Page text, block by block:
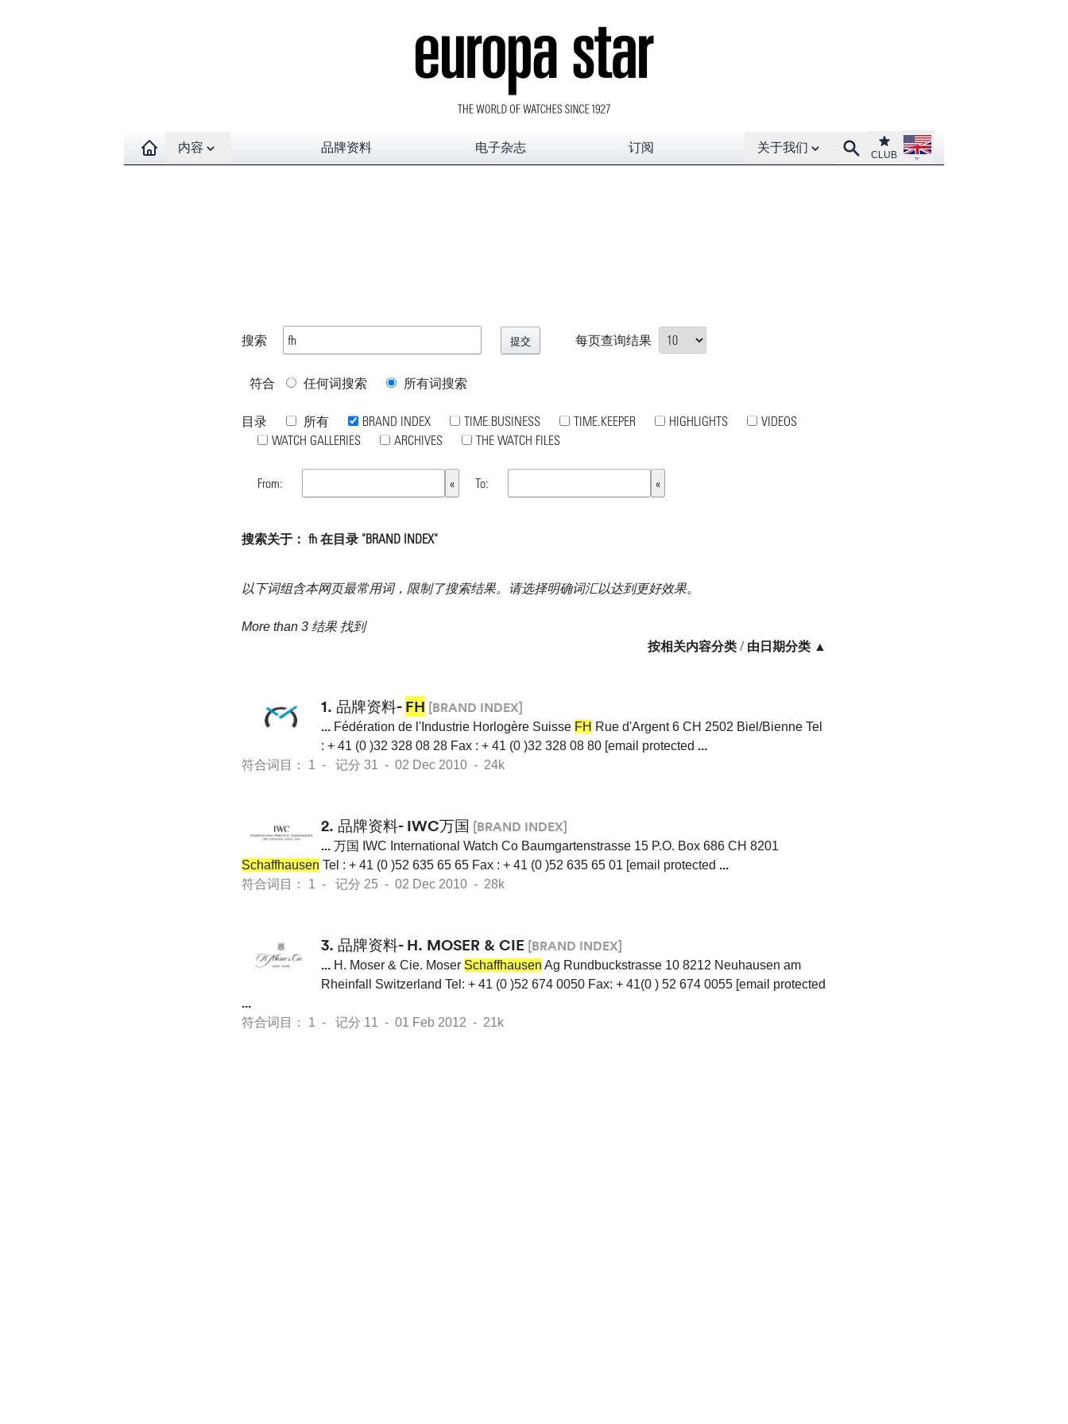
Open contents menu
内容 品牌资料 电子杂志 订阅
Open About menu
关于我们 SearchClub
CLUB
Open language menu
搜索 每页查询结果
符合 任何词搜索 所有词搜索
目录 所有 BRAND INDEX TIME.BUSINESS TIME.KEEPER HIGHLIGHTS
VIDEOS
WATCH GALLERIES
ARCHIVES THE WATCH FILES
From: To:
搜索关于： fh 在目录 "BRAND INDEX"
以下词组含本网页最常用词，限制了搜索结果。请选择明确词汇以达到更好效果。
More than 3 结果 找到
按相关内容分类 / 由日期分类 ▲
1. 品牌资料-FH [BRAND INDEX]
... Fédération de l'Industrie Horlogère Suisse FH Rue d'Argent 6 CH 2502 Biel/Bienne Tel
: + 41 (0 )32 328 08 28 Fax : + 41 (0 )32 328 08 80 [email protected ...
符合词目： 1 - 记分 31 - 02 Dec 2010 - 24k
2. 品牌资料- IWC万国 [BRAND INDEX]
... 万国 IWC International Watch Co Baumgartenstrasse 15 P.O. Box 686 CH 8201
Schaffhausen Tel : + 41 (0 )52 635 65 65 Fax : + 41 (0 )52 635 65 01 [email protected ...
符合词目： 1 - 记分 25 - 02 Dec 2010 - 28k
3. 品牌资料- H. MOSER & CIE [BRAND INDEX]
... H. Moser & Cie. Moser Schaffhausen Ag Rundbuckstrasse 10 8212 Neuhausen am
Rheinfall Switzerland Tel: + 41 (0 )52 674 0050 Fax: + 41(0 ) 52 674 0055 [email protected
...
符合词目： 1 - 记分 11 - 01 Feb 2012 - 21k